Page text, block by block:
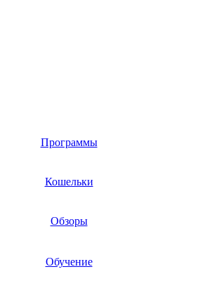
Программы
Кошельки
Обзоры
Обучение